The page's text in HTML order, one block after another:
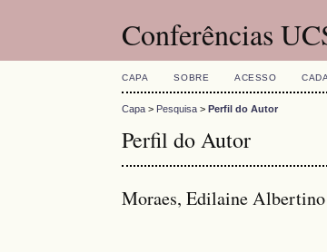
Conferências
CAPA SOBRE ACESSO
Capa > Pesquisa >Perfil do Autor
Perfil do Autor
Moraes, Edilaine